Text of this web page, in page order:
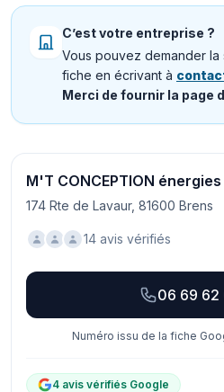
C’est votre entreprise ?
Vous pouvez demander
fiche en écrivant à
Merci de fournir la page
M'T CONCEPTION
174 Rte de Lavaur, 81600 Brens
14 avis vérifiés
06 69 62
Numéro issu de la fiche
4 avis vérifiés Google